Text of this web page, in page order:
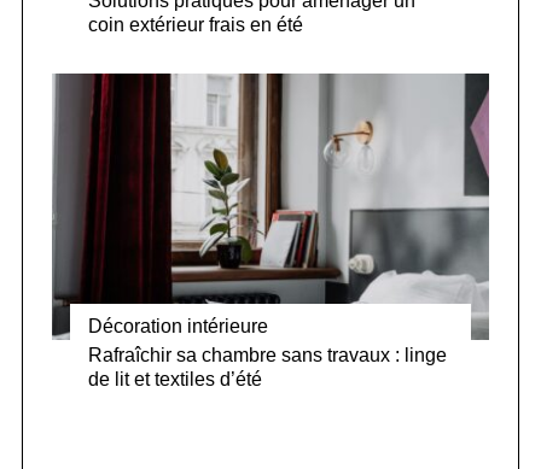
coin extérieur frais en été
Décoration intérieure
Rafraîchir sa chambre sans travaux : linge
de lit et textiles d’été